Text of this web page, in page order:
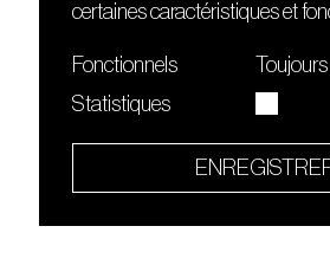
Le Sucre fait partie de
Quartier culturel et créatif
certaines caractéristiques et
Fonctionnels
Statistiques